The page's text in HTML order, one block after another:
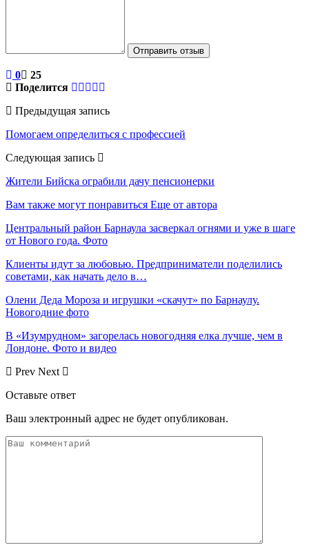
Отправить отзыв
0
25
Поделится
Предыдущая запись
Помогаем определиться с профессией
Следующая запись
Жители Бийска ограбили дачу пенсионерки
Вам также могут понравиться Еще от автора
Центральный район Барнаула засверкал огнями и уже в шаге
от Нового года. Фото
Клиенты идут за любовью. Предприниматели поделились
советами, как начать дело в…
Олени Деда Мороза и игрушки «скачут» по Барнаулу.
Новогодние фото
В «Изумрудном» загорелась новогодняя елка лучше, чем в
Лондоне. Фото и видео
Prev Next
Оставьте ответ
Ваш электронный адрес не будет опубликован.